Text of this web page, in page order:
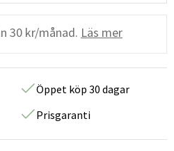
30 kr/månad. Läs mer
Öppet köp 30 dagar
Prisgaranti